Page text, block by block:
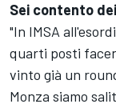
Sei contento
"In IMSA
quarti posti
vinto già un
Monza siamo